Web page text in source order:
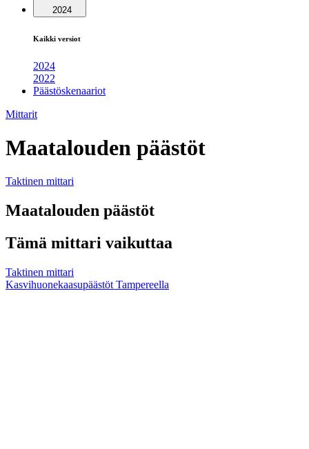
2024
Kaikki versiot
2024
2022
Päästöskenaariot
Mittarit
Maatalouden päästöt
Taktinen mittari
Maatalouden päästöt
Tämä mittari vaikuttaa
Taktinen mittari
Kasvihuonekaasupäästöt Tampereella